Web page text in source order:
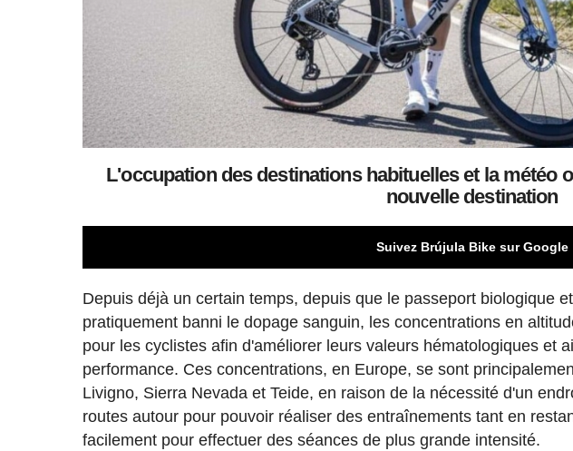
L'occupation des destinations habituelles et la météo
nouvelle destination
Suivez Brújula Bike sur Google
Depuis déjà un certain temps, depuis que le passeport biologique
pratiquement banni le dopage sanguin, les concentrations en
pour les cyclistes afin d'améliorer leurs valeurs hématologiques et
performance. Ces concentrations, en Europe, se sont
Livigno, Sierra Nevada et Teide, en raison de la nécessité d'un
routes autour pour pouvoir réaliser des entraînements tant en
facilement pour effectuer des séances de plus grande intensité.